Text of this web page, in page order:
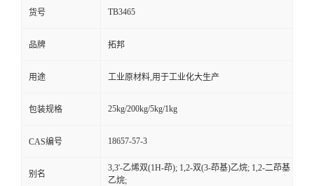
货号 TB3465
品牌 拓邦
用途 工业原材料,用于工业化大生产
包装规格 25kg/200kg/5kg/1kg
CAS编号 18657-57-3
别名
3,3'-乙烯双(1H-茚); 1,2-双(3-茚基)乙烷; 1,2-二茚基
乙烷;